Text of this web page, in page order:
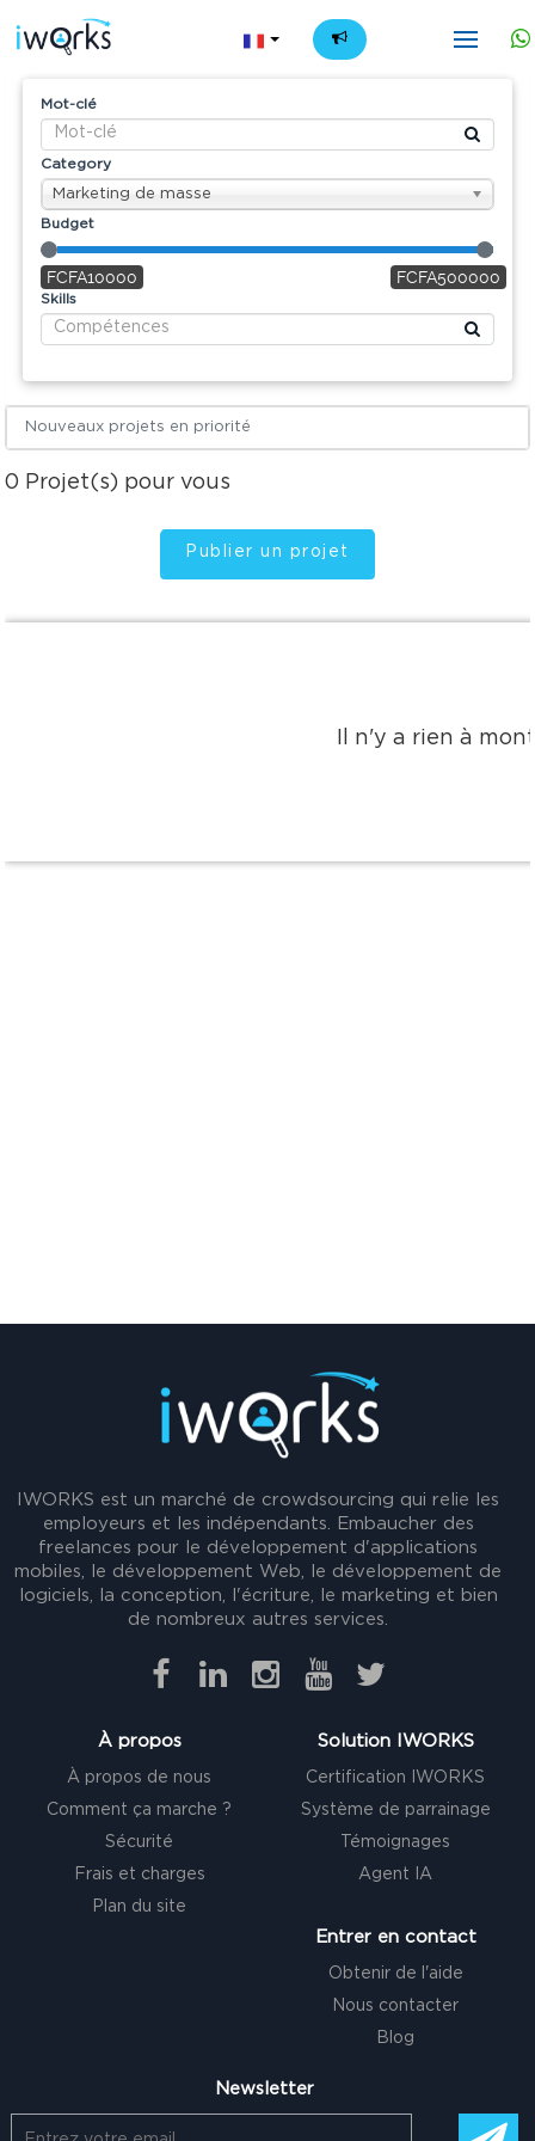
FR
Mot-clé
Category
Marketing de masse
Budget
FCFA10000 FCFA500000
Skills
Nouveaux projets en priorité
0 Projet(s) pour vous
Publier un projet
Il n'y a rien à
IWORKS est un marché de crowdsourcing qui relie les
employeurs et les indépendants. Embaucher des
freelances pour le développement d'applications
mobiles, le développement Web, le développement de
logiciels, la conception, l'écriture, le marketing et bien
de nombreux autres services.
À propos
À propos de nous
Comment ça marche ?
Sécurité
Frais et charges
Plan du site
Solution IWORKS
Certification IWORKS
Système de parrainage
Témoignages
Agent IA
Entrer en contact
Obtenir de l'aide
Nous contacter
Blog
Newsletter